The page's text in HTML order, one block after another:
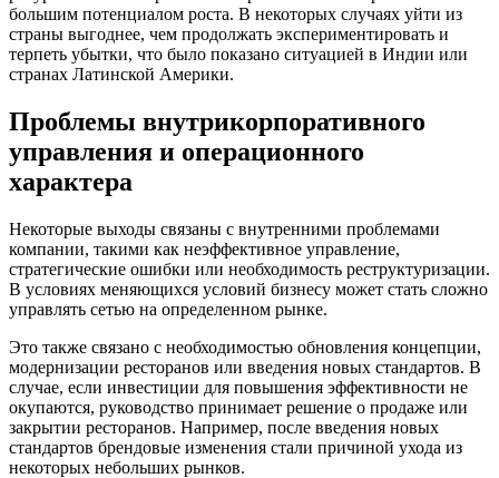
большим потенциалом роста. В некоторых случаях уйти из
страны выгоднее, чем продолжать экспериментировать и
терпеть убытки, что было показано ситуацией в Индии или
странах Латинской Америки.
Проблемы внутрикорпоративного
управления и операционного
характера
Некоторые выходы связаны с внутренними проблемами
компании, такими как неэффективное управление,
стратегические ошибки или необходимость реструктуризации.
В условиях меняющихся условий бизнесу может стать сложно
управлять сетью на определенном рынке.
Это также связано с необходимостью обновления концепции,
модернизации ресторанов или введения новых стандартов. В
случае, если инвестиции для повышения эффективности не
окупаются, руководство принимает решение о продаже или
закрытии ресторанов. Например, после введения новых
стандартов брендовые изменения стали причиной ухода из
некоторых небольших рынков.